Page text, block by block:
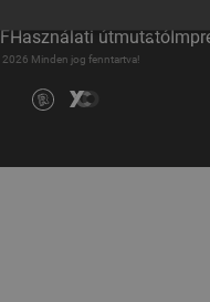
Használati útmutató
Minden jog fenntartva!